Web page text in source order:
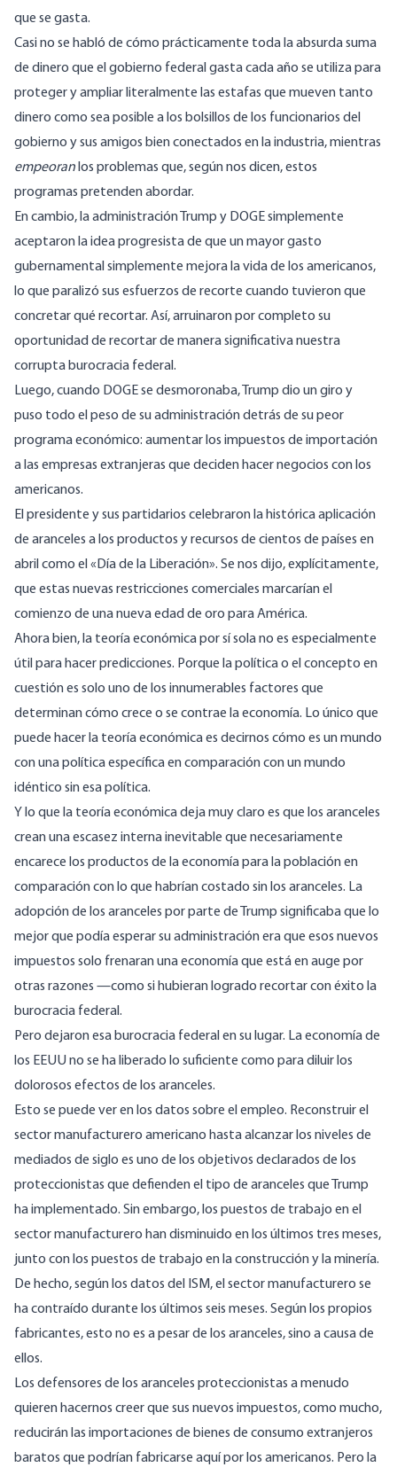
que se gasta.
Casi no se habló de cómo prácticamente toda la absurda suma
de dinero que el gobierno federal gasta cada año se utiliza para
proteger y ampliar literalmente las estafas que mueven tanto
dinero como sea posible a los bolsillos de los funcionarios del
gobierno y sus amigos bien conectados en la industria, mientras
empeoran los problemas que, según nos dicen, estos
programas pretenden abordar.
En cambio, la administración Trump y DOGE simplemente
aceptaron la idea progresista de que un mayor gasto
gubernamental simplemente mejora la vida de los americanos,
lo que paralizó sus esfuerzos de recorte cuando tuvieron que
concretar qué recortar. Así, arruinaron por completo su
oportunidad de recortar de manera significativa nuestra
corrupta burocracia federal.
Luego, cuando DOGE se desmoronaba, Trump dio un giro y
puso todo el peso de su administración detrás de su peor
programa económico: aumentar los impuestos de importación
a las empresas extranjeras que deciden hacer negocios con los
americanos.
El presidente y sus partidarios celebraron la histórica aplicación
de aranceles a los productos y recursos de cientos de países en
abril como el «Día de la Liberación». Se nos dijo, explícitamente,
que estas nuevas restricciones comerciales marcarían el
comienzo de una nueva edad de oro para América.
Ahora bien, la teoría económica por sí sola no es especialmente
útil para hacer predicciones. Porque la política o el concepto en
cuestión es solo uno de los innumerables factores que
determinan cómo crece o se contrae la economía. Lo único que
puede hacer la teoría económica es decirnos cómo es un mundo
con una política específica en comparación con un mundo
idéntico sin esa política.
Y lo que la teoría económica deja muy claro es que los aranceles
crean una escasez interna inevitable que necesariamente
encarece los productos de la economía para la población en
comparación con lo que habrían costado sin los aranceles. La
adopción de los aranceles por parte de Trump significaba que lo
mejor que podía esperar su administración era que esos nuevos
impuestos solo frenaran una economía que está en auge por
otras razones —como si hubieran logrado recortar con éxito la
burocracia federal.
Pero dejaron esa burocracia federal en su lugar. La economía de
los EEUU no se ha liberado lo suficiente como para diluir los
dolorosos efectos de los aranceles.
Esto se puede ver en los datos sobre el empleo. Reconstruir el
sector manufacturero americano hasta alcanzar los niveles de
mediados de siglo es uno de los objetivos declarados de los
proteccionistas que defienden el tipo de aranceles que Trump
ha implementado. Sin embargo, los puestos de trabajo en el
sector manufacturero han disminuido en los últimos tres meses,
junto con los puestos de trabajo en la construcción y la minería.
De hecho, según los datos del ISM, el sector manufacturero se
ha contraído durante los últimos seis meses. Según los propios
fabricantes, esto no es a pesar de los aranceles, sino a causa de
ellos.
Los defensores de los aranceles proteccionistas a menudo
quieren hacernos creer que sus nuevos impuestos, como mucho,
reducirán las importaciones de bienes de consumo extranjeros
baratos que podrían fabricarse aquí por los americanos. Pero la